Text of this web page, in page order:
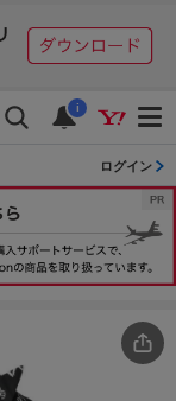
i
ログイン